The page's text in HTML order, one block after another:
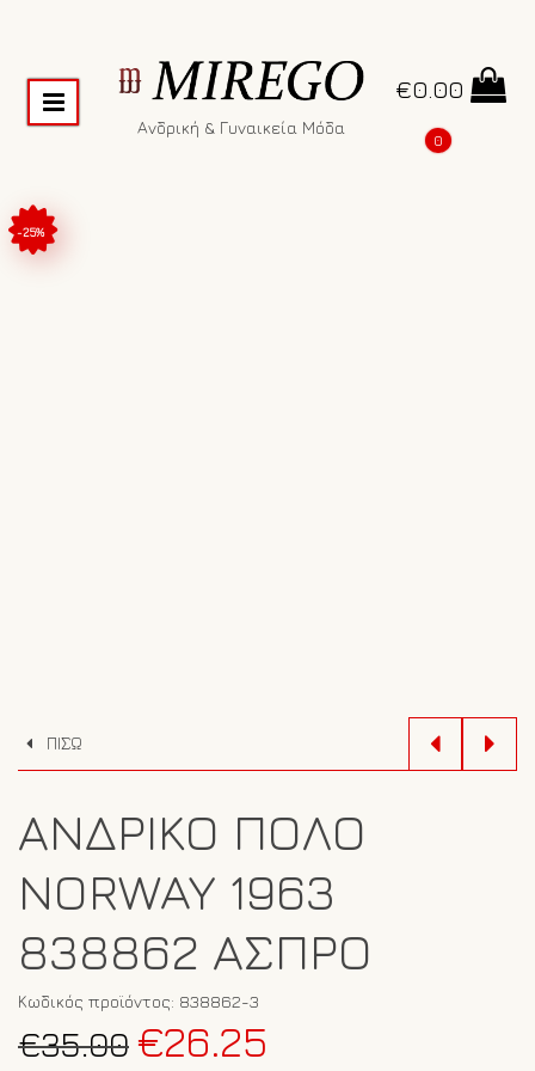
Ανδρική & Γυναικεία Μόδα
€0.00
0
-25%
ΠΙΣΩ
ΑΝΔΡΙΚΌ ΠΌΛΟ
NORWAY 1963
838862 ΆΣΠΡΟ
Κωδικός προϊόντος: 838862-3
€35.00 Original
€26.25